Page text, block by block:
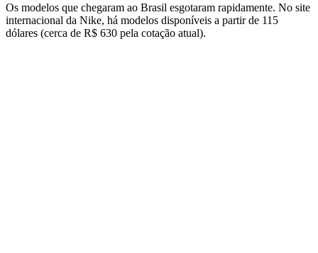
Os modelos que chegaram ao Brasil esgotaram rapidamente. No site
internacional da Nike, há modelos disponíveis a partir de 115
dólares (cerca de R$ 630 pela cotação atual).